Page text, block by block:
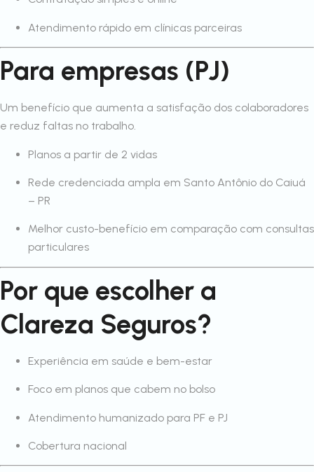
Atendimento rápido em clínicas parceiras
Para empresas (PJ)
Um benefício que aumenta a satisfação dos colaboradores
e reduz faltas no trabalho.
Planos a partir de 2 vidas
Rede credenciada ampla em Santo Antônio do Caiuá
– PR
Melhor custo-benefício em comparação com consultas
particulares
Por que escolher a
Clareza Seguros?
Experiência em saúde e bem-estar
Foco em planos que cabem no bolso
Atendimento humanizado para PF e PJ
Cobertura nacional